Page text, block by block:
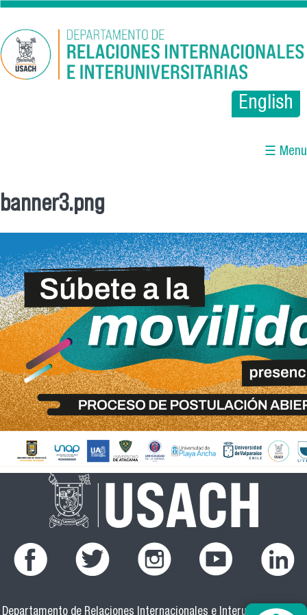
Pasar al contenido principal
English
☰ Menu
Se encuentra usted aquí
banner3.png
Departamento de Relaciones Internacionales e Interuniversitarias